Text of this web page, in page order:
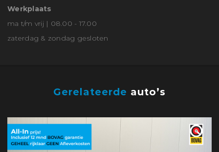
Werkplaats
ma t/m vrij | 08.00 - 17.00
zaterdag & zondag gesloten
Gerelateerde auto’s